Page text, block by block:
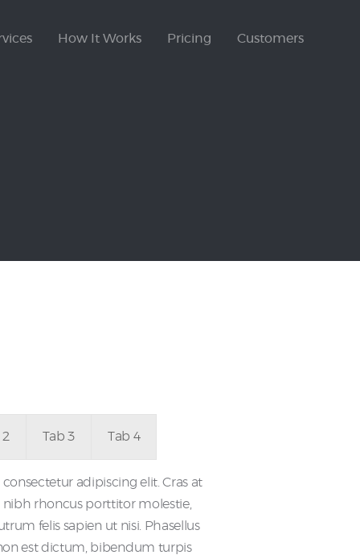
How It Works Pricing Customers
Tab 3 Tab 4
adipiscing elit. Cras at
rhoncus porttitor molestie,
felis sapien ut nisi. Phasellus
est dictum, bibendum turpis